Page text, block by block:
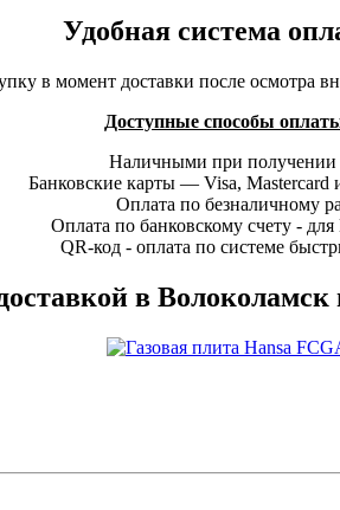
Удобная система
в момент доставки после осмотра
Доступные способы
Наличными при получении
Банковские карты — Visa, Mastercard
Оплата по безналичному
Оплата по банковскому счету -
QR-код - оплата по системе
в